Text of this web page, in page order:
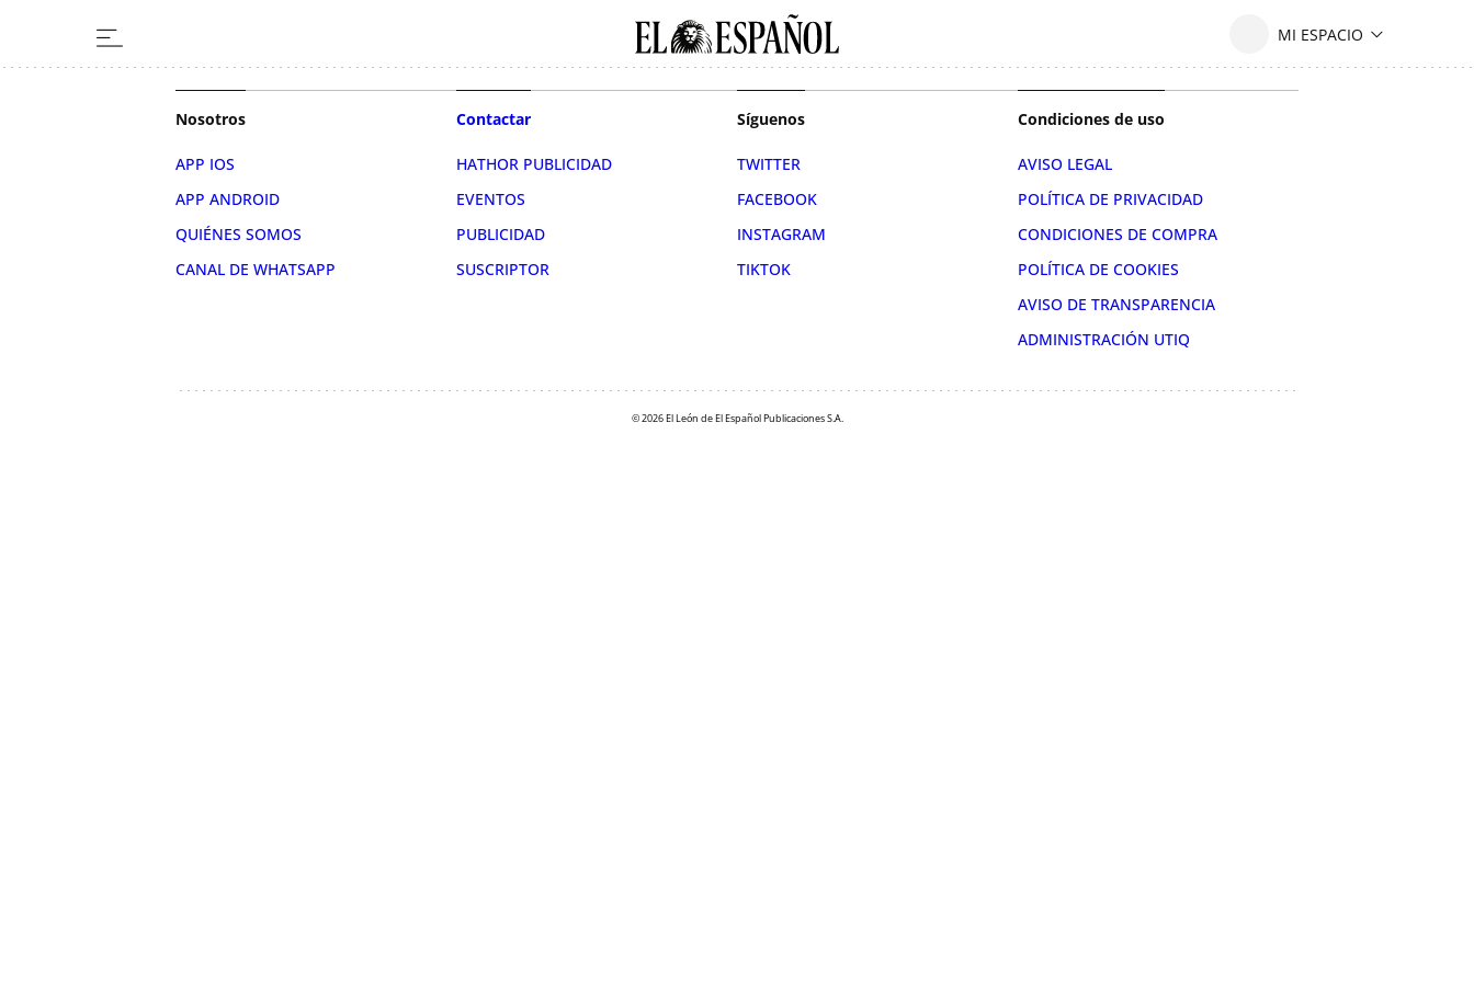
Nosotros
APP IOS
APP ANDROID
QUIÉNES SOMOS
CANAL DE WHATSAPP
Contactar
HATHOR PUBLICIDAD
EVENTOS
PUBLICIDAD
SUSCRIPTOR
Síguenos
TWITTER
FACEBOOK
INSTAGRAM
TIKTOK
Condiciones de uso
AVISO LEGAL
POLÍTICA DE PRIVACIDAD
CONDICIONES DE COMPRA
POLÍTICA DE COOKIES
AVISO DE TRANSPARENCIA
ADMINISTRACIÓN UTIQ
© 2026 El León de El Español Publicaciones S.A.